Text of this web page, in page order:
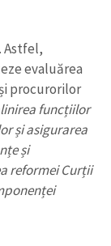
Astfel,
evaluărea
procurorilor
funcțiilor
și asigurarea
și
reformei Curții